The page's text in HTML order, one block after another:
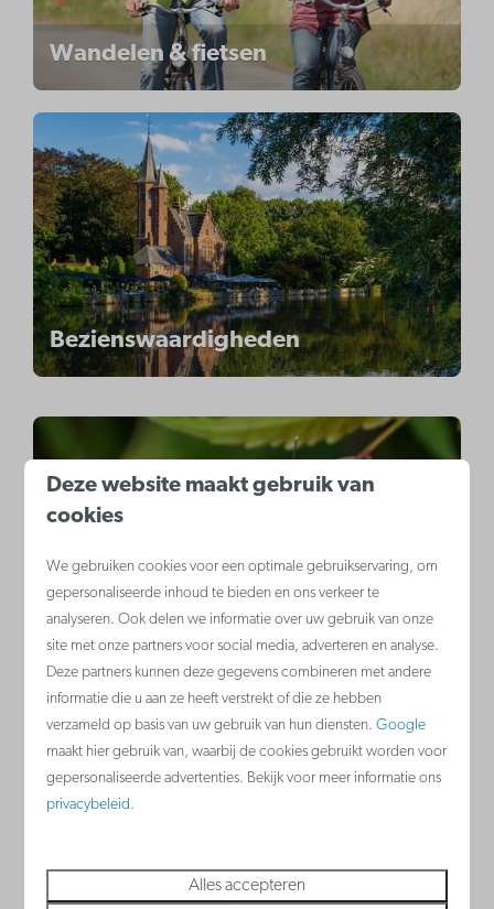
Wandelen & fietsen
Bezienswaardigheden
Natuur
Deze website maakt gebruik van
cookies
We gebruiken cookies voor een optimale gebruikservaring, om
gepersonaliseerde inhoud te bieden en ons verkeer te
analyseren. Ook delen we informatie over uw gebruik van onze
site met onze partners voor social media, adverteren en analyse.
Deze partners kunnen deze gegevens combineren met andere
informatie die u aan ze heeft verstrekt of die ze hebben
verzameld op basis van uw gebruik van hun diensten.Google
maakt hier gebruik van, waarbij de cookies gebruikt worden voor
gepersonaliseerde advertenties. Bekijk voor meer informatie ons
privacybeleid.
Alles accepteren